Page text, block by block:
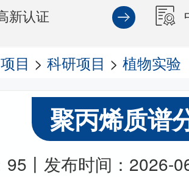
新认证
目 > 科研项目 > 植物实验
聚丙烯质谱
95丨发布时间：2026-